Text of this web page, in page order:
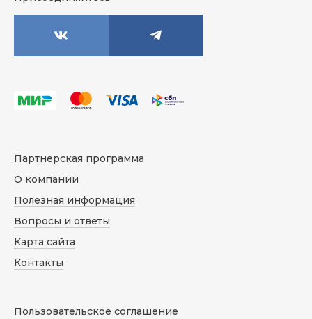
Партнерская программа
О компании
Полезная информация
Вопросы и ответы
Карта сайта
Контакты
Пользовательское соглашение